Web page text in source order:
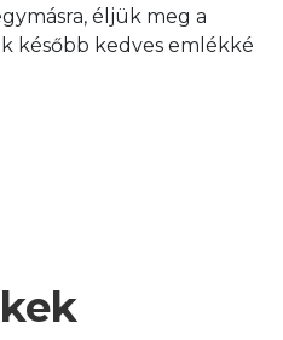
éljük meg a
később kedves emlékké